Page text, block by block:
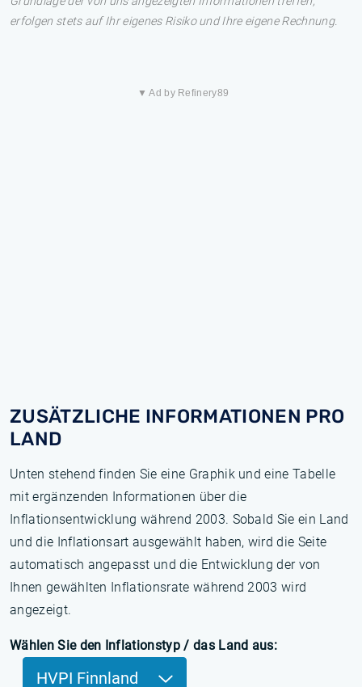
erfolgen stets auf Ihr eigenes Risiko und Ihre eigene Rechnung.
▼ Ad by Refinery89
ZUSÄTZLICHE INFORMATIONEN PRO
LAND
Unten stehend finden Sie eine Graphik und eine Tabelle
mit ergänzenden Informationen über die
Inflationsentwicklung während 2003. Sobald Sie ein Land
und die Inflationsart ausgewählt haben, wird die Seite
automatisch angepasst und die Entwicklung der von
Ihnen gewählten Inflationsrate während 2003 wird
angezeigt.
Wählen Sie den Inflationstyp / das Land aus:
HVPI Finnland